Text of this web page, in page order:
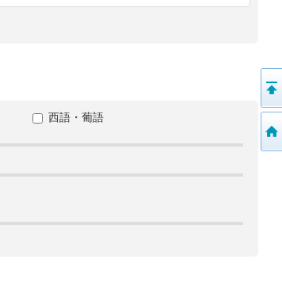
西語・葡語